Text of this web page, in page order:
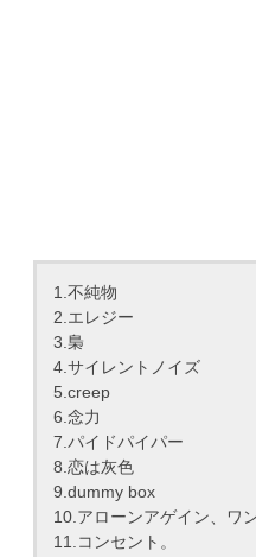
1.不純物
2.エレジー
3.梟
4.サイレントノイズ
5.creep
6.念力
7.パイドパイパー
8.恋は灰色
9.dummy box
10.アローンアゲイン、ワ
11.コンセント。